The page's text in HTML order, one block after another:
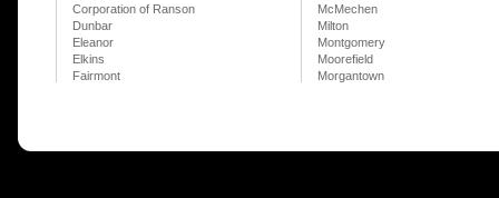
Corporation of Ranson
McMechen
Dunbar
Milton
Eleanor
Montgomery
Elkins
Moorefield
Fairmont
Morgantown